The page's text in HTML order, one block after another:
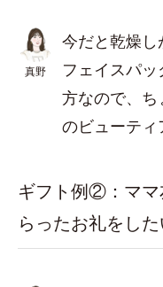
真野
今だと乾燥し
フェイスパ
方なので、
のビューティ
ギフト例②：ママ
らったお礼をし